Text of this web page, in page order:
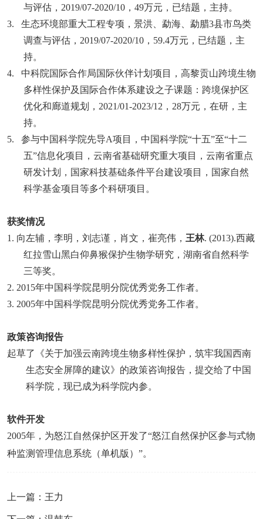
与评估， 2019/07-2020/10 ， 49万元，已结题， 主持。
3.
生态环境部重大工程专项，景洪、勐海、勐腊3县市鸟类
调查与评估， 2019/07-2020/10 ， 59.4万元，已结题， 主
持。
4.
中科院国际合作局国际伙伴计划项目，高黎贡山跨境生物
多样性保护及国际合作体系建设之子课题：跨境保护区
优化和廊道规划， 2021/01-2023/12 ， 28万元， 在研 ，主
持。
5.
参与中国科学院先导A项目， 中国科学院“十五”至“十二
五”信息化项目， 云南省基础研究重大项目，云南省重点
研发计划，国家科技基础条件平台建设项目，国家自然
科学基金项目等多个科研项目。
获奖情况
1. 向左辅，李明，刘志谨，肖文，崔亮伟， 王林. (2013).西藏
红拉雪山黑白仰鼻猴保护生物学研究， 湖南省自然科学
三等奖。
2. 2015年中国科学院昆明分院优秀党务工作者。
3. 2005年中国科学院昆明分院优秀党务工作者。
政策咨询报告
起草了《关于加强云南跨境生物多样性保护，筑牢我国西南
生态安全屏障的建议》的政策咨询报告，提交给了中国
科学院，现已成为科学院内参。
软件开发
2005年，为怒江自然保护区开发了“怒江自然保护区参与式物
种监测管理信息系统（单机版）”。
上一篇：王力